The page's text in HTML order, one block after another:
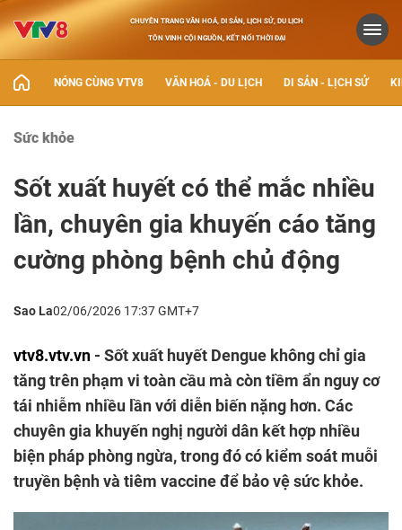
CHUYÊN TRANG VĂN HOÁ, DI SẢN, LỊCH SỬ, DU LỊCH
TÔN VINH CỘI NGUỒN, KẾT NỐI THỜI ĐẠI
NÓNG CÙNG VTV8 VĂN HOÁ - DU LỊCH DI SẢN - LỊCH SỬ
Sức khỏe
Sốt xuất huyết có thể mắc nhiều
lần, chuyên gia khuyến cáo tăng
cường phòng bệnh chủ động
Sao La02/06/2026 17:37 GMT+7
vtv8.vtv.vn - Sốt xuất huyết Dengue không chỉ gia
tăng trên phạm vi toàn cầu mà còn tiềm ẩn nguy cơ
tái nhiễm nhiều lần với diễn biến nặng hơn. Các
chuyên gia khuyến nghị người dân kết hợp nhiều
biện pháp phòng ngừa, trong đó có kiểm soát muỗi
truyền bệnh và tiêm vaccine để bảo vệ sức khỏe.